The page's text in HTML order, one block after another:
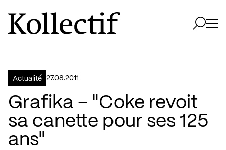
Aller à la page d'accueil
Logo Kollectif
Actualité 27.08.2011
Grafika – "Coke revoit
sa canette pour ses 125
ans"